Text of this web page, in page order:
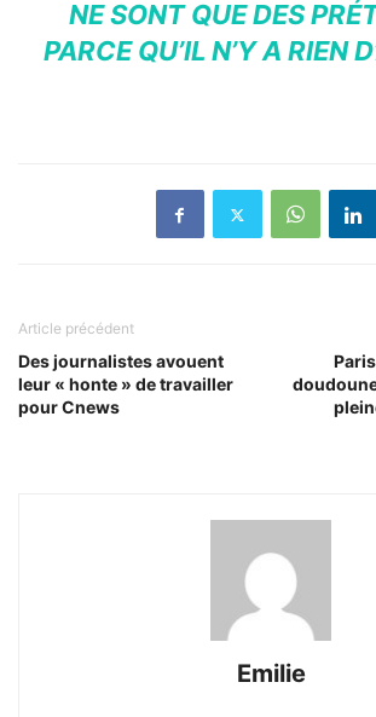
NE SONT QUE DES
PARCE QU’IL N’Y A RIEN
Article précédent
Des journalistes avouent
leur « honte » de travailler
pour Cnews
Emilie